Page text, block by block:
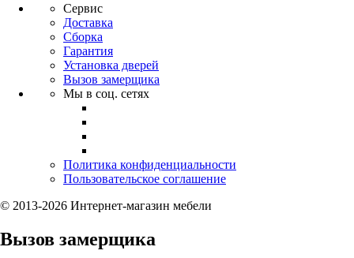
Сервис
Доставка
Сборка
Гарантия
Установка дверей
Вызов замерщика
Мы в соц. сетях
Политика конфиденциальности
Пользовательское соглашение
© 2013-2026 Интернет-магазин мебели
Вызов замерщика